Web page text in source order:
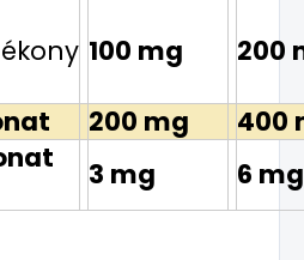
100 mg 200
200 mg
400
3 mg 6 mg